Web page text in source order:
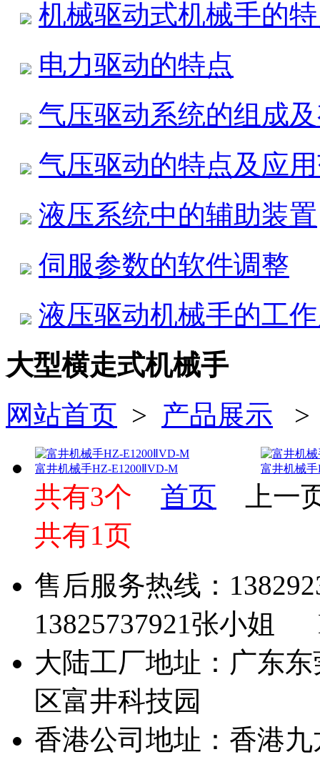
机械驱动式机械手的
电力驱动的特点
气压驱动系统的组成
气压驱动的特点及应
液压系统中的辅助装置
伺服参数的软件调整
液压驱动机械手的工
大型横走式机械手
网站首页 > 产品展示
富井机械手HZ-E1200ⅡVD-M 富井机械
共有3个 首页
上一
共有1页
售后服务热线：
13825737921张小姐
大陆工厂地址：广东
区富井科技园
香港公司地址：香港